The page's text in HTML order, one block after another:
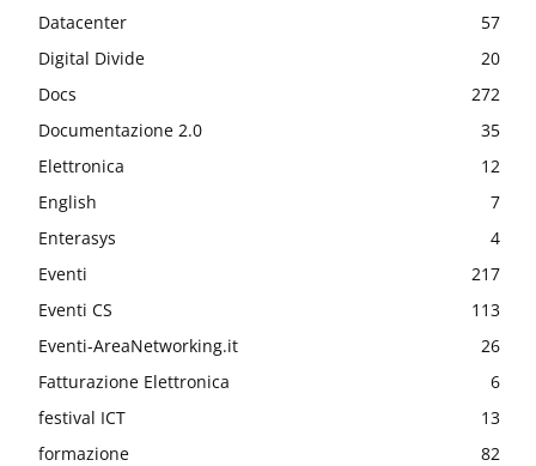
Datacenter
57
Digital Divide
20
Docs
272
Documentazione 2.0
35
Elettronica
12
English
7
Enterasys
4
Eventi
217
Eventi CS
113
Eventi-AreaNetworking.it
26
Fatturazione Elettronica
6
festival ICT
13
formazione
82